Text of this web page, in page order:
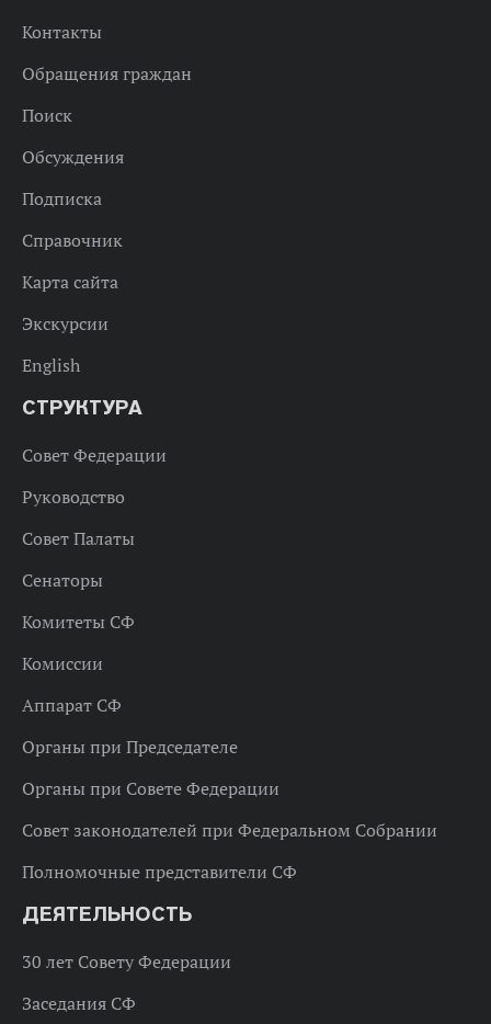
Контакты
Обращения граждан
Поиск
Обсуждения
Подписка
Справочник
Карта сайта
Экскурсии
English
СТРУКТУРА
Совет Федерации
Руководство
Совет Палаты
Сенаторы
Комитеты СФ
Комиссии
Аппарат СФ
Органы при Председателе
Органы при Совете Федерации
Совет законодателей при Федеральном Собрании
Полномочные представители СФ
ДЕЯТЕЛЬНОСТЬ
30 лет Совету Федерации
Заседания СФ